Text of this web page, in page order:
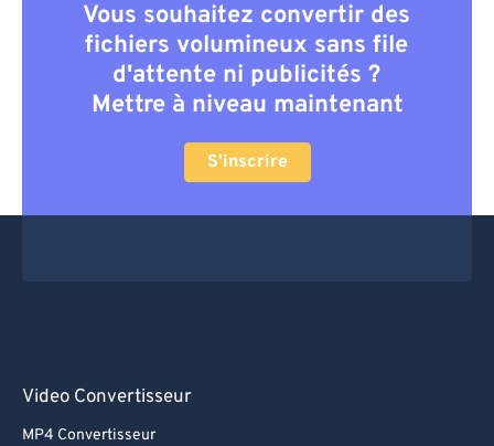
Vous souhaitez convertir des
fichiers volumineux sans file
d'attente ni publicités ?
Mettre à niveau maintenant
S'inscrire
Video Convertisseur
MP4 Convertisseur